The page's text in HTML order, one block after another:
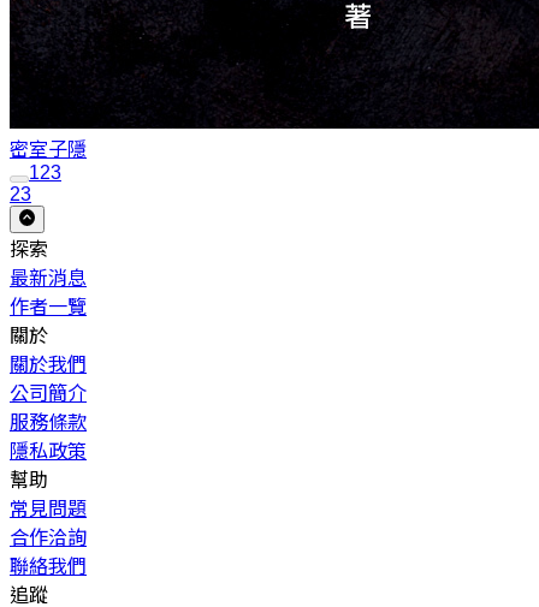
密室子隱
123
23
探索
最新消息
作者一覽
關於
關於我們
公司簡介
服務條款
隱私政策
幫助
常見問題
合作洽詢
聯絡我們
追蹤